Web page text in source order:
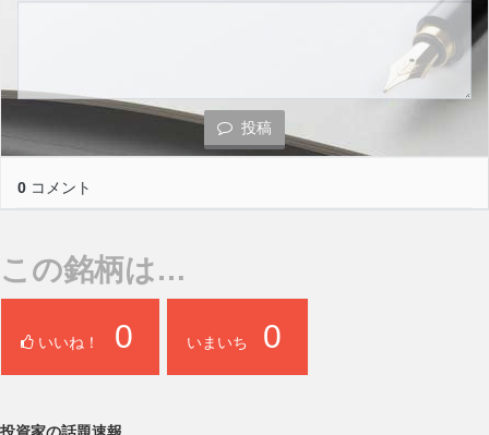
投稿
0 コメント
この銘柄は…
いいね！ 0 いまいち 0